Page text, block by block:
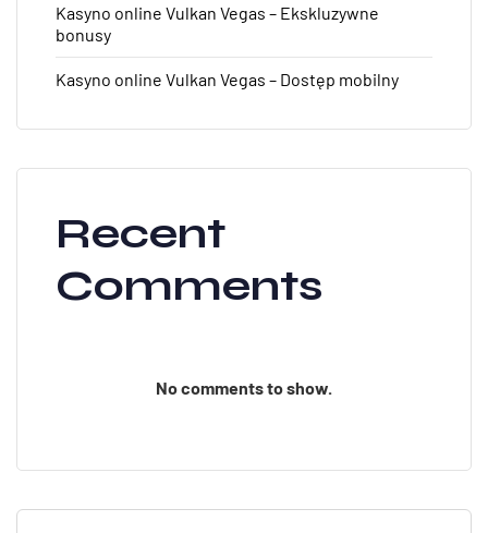
Kasyno online Vulkan Vegas – Ekskluzywne
bonusy
Kasyno online Vulkan Vegas – Dostęp mobilny
Recent
Comments
No comments to show.